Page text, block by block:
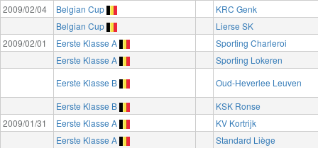
2009/02/04
Belgian Cup
KRC Genk
Belgian Cup
Lierse SK
2009/02/01
Eerste Klasse A
Sporting Charleroi
Eerste Klasse A
Sporting Lokeren
Eerste Klasse B
Oud-Heverlee Leuven
Eerste Klasse B
KSK Ronse
2009/01/31
Eerste Klasse A
KV Kortrijk
Eerste Klasse A
Standard Liège